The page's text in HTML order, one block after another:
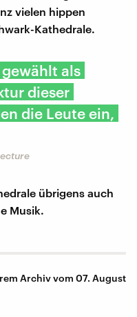
vielen hippen
Kathedrale.
als
dieser
die Leute ein,
übrigens auch
Musik.
Archiv vom 07. August